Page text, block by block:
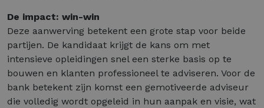
De impact: win-win
Deze aanwerving betekent een grote stap voor beide
partijen. De kandidaat krijgt de kans om met
intensieve opleidingen snel een sterke basis op te
bouwen en klanten professioneel te adviseren. Voor de
bank betekent zijn komst een gemotiveerde adviseur
die volledig wordt opgeleid in hun aanpak en visie, wat